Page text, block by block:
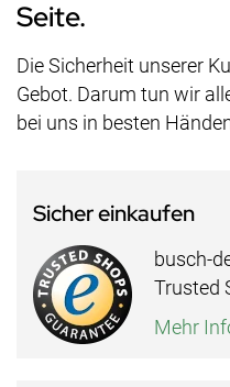
Seite.
Die Sicherheit unserer
Gebot. Darum tun wir
bei uns in besten
Sicher einkaufen
busch-
Trusted
Mehr